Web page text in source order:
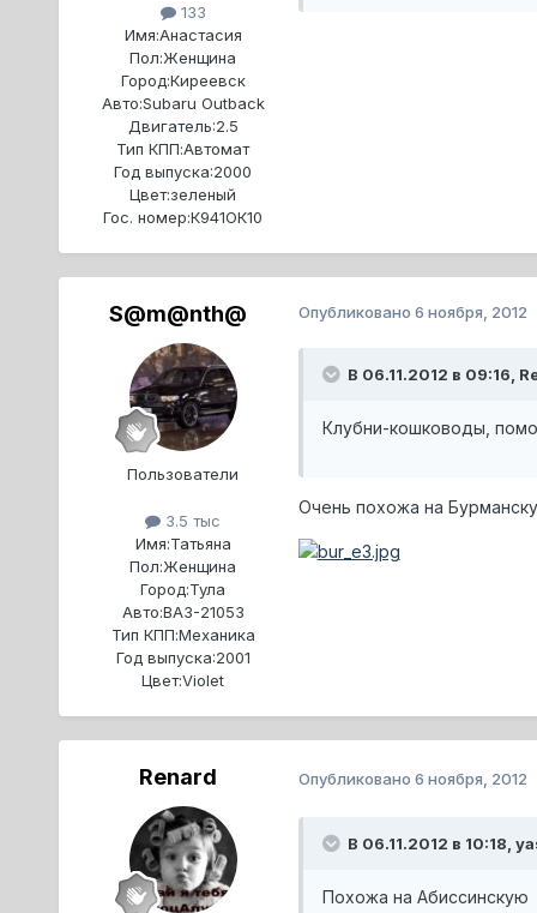
133
Имя:Анастасия
Пол:Женщина
Город:Киреевск
Авто:Subaru Outback
Двигатель:2.5
Тип КПП:Автомат
Год выпуска:2000
Цвет:зеленый
Гос. номер:К941ОК10
S@m@nth@
Пользователи
3.5 тыс
Имя:Татьяна
Пол:Женщина
Город:Тула
Авто:ВАЗ-21053
Тип КПП:Механика
Год выпуска:2001
Цвет:Violet
Опубликовано 6 ноября, 2012
В 06.11.2012 в 09:16,
Клубни-кошководы,
Очень похожа на
Renard Опубликовано 6 ноября, 2012
В 06.11.2012 в 10:18,
Похожа на Абиссинскую